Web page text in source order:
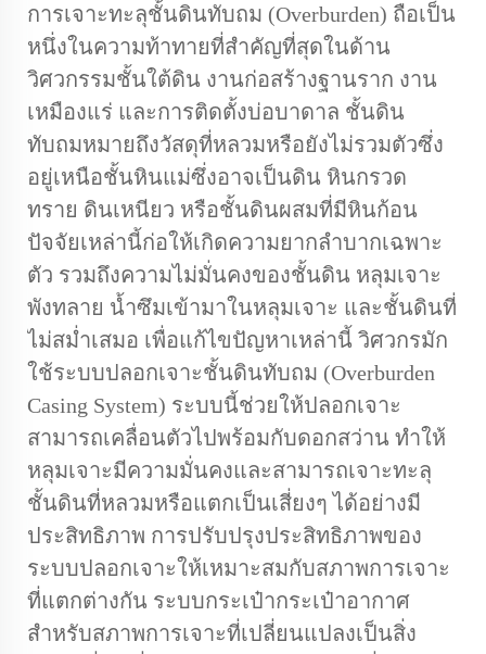
การเจาะทะลุชั้นดินทับถม (Overburden) ถือเป็น
หนึ่งในความท้าทายที่สำคัญที่สุดในด้าน
วิศวกรรมชั้นใต้ดิน งานก่อสร้างฐานราก งาน
เหมืองแร่ และการติดตั้งบ่อบาดาล ชั้นดิน
ทับถมหมายถึงวัสดุที่หลวมหรือยังไม่รวมตัวซึ่ง
อยู่เหนือชั้นหินแม่ซึ่งอาจเป็นดิน หินกรวด
ทราย ดินเหนียว หรือชั้นดินผสมที่มีหินก้อน
ปัจจัยเหล่านี้ก่อให้เกิดความยากลำบากเฉพาะ
ตัว รวมถึงความไม่มั่นคงของชั้นดิน หลุมเจาะ
พังทลาย น้ำซึมเข้ามาในหลุมเจาะ และชั้นดินที่
ไม่สม่ำเสมอ เพื่อแก้ไขปัญหาเหล่านี้ วิศวกรมัก
ใช้ระบบปลอกเจาะชั้นดินทับถม (Overburden
Casing System) ระบบนี้ช่วยให้ปลอกเจาะ
สามารถเคลื่อนตัวไปพร้อมกับดอกสว่าน ทำให้
หลุมเจาะมีความมั่นคงและสามารถเจาะทะลุ
ชั้นดินที่หลวมหรือแตกเป็นเสี่ยงๆ ได้อย่างมี
ประสิทธิภาพ การปรับปรุงประสิทธิภาพของ
ระบบปลอกเจาะให้เหมาะสมกับสภาพการเจาะ
ที่แตกต่างกัน ระบบกระเป๋ากระเป๋าอากาศ
สำหรับสภาพการเจาะที่เปลี่ยนแปลงเป็นสิ่ง